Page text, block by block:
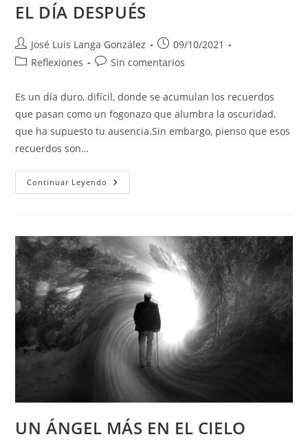
EL DÍA DESPUÉS
Autor
de
José Luis Langa González
Publicación
de
09/10/2021
Categoría
la
entrada:
Reflexiones
Comentarios
la
entrada:
Sin comentarios
Es un día duro, difícil, donde se acumulan los recuerdos
que pasan como un fogonazo que alumbra la oscuridad,
que ha supuesto tu ausencia.Sin embargo, pienso que esos
recuerdos son…
Continuar Leyendo EL
DÍA
UN ÁNGEL MÁS EN EL CIELO